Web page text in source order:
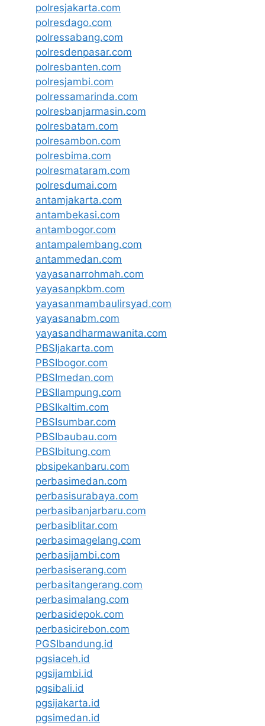
polresjakarta.com
polresdago.com
polressabang.com
polresdenpasar.com
polresbanten.com
polresjambi.com
polressamarinda.com
polresbanjarmasin.com
polresbatam.com
polresambon.com
polresbima.com
polresmataram.com
polresdumai.com
antamjakarta.com
antambekasi.com
antambogor.com
antampalembang.com
antammedan.com
yayasanarrohmah.com
yayasanpkbm.com
yayasanmambaulirsyad.com
yayasanabm.com
yayasandharmawanita.com
PBSIjakarta.com
PBSIbogor.com
PBSImedan.com
PBSIlampung.com
PBSIkaltim.com
PBSIsumbar.com
PBSIbaubau.com
PBSIbitung.com
pbsipekanbaru.com
perbasimedan.com
perbasisurabaya.com
perbasibanjarbaru.com
perbasiblitar.com
perbasimagelang.com
perbasijambi.com
perbasiserang.com
perbasitangerang.com
perbasimalang.com
perbasidepok.com
perbasicirebon.com
PGSIbandung.id
pgsiaceh.id
pgsijambi.id
pgsibali.id
pgsijakarta.id
pgsimedan.id